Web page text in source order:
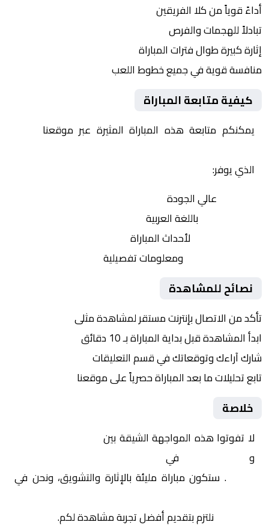
أداءً قوياً من كلا الفريقين
تبادلاً للهجمات والفرص
إثارة كبيرة طوال فترات المباراة
منافسة قوية في جميع خطوط اللعب
كيفية متابعة المباراة
يمكنكم متابعة هذه المباراة المثيرة عبر موقعنا
الذي يوفر:
عالي الجودة
باللغة العربية
لأحداث المباراة
ومعلومات تفصيلية
نصائح للمشاهدة
تأكد من الاتصال بإنترنت مستقر لمشاهدة مثلى
ابدأ المشاهدة قبل بداية المباراة بـ 10 دقائق
شارك آراءك وتوقعاتك في قسم التعليقات
تابع تحليلات ما بعد المباراة حصرياً على موقعنا
خلاصة
لا تفوتوا هذه المواجهة الشيقة بين
والوداد الفاسي في
. ستكون مباراة مليئة بالإثارة والتشويق، ونحن في
نلتزم بتقديم أفضل تجربة مشاهدة لكم.